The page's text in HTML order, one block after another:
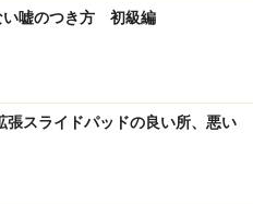
のかというお話をしたいと
最新の内容をご確認くださ
い嘘のつき方 初級編
スライドパッドの良い所、悪い